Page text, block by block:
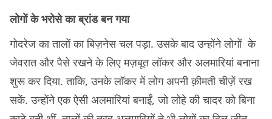
लोगों के भरोसे का ब्रांड बन गया
गोदरेज का तालों का बिज़नेस चल पड़ा. उसके बाद उन्होंने लोगों के
जेवरात और पैसे रखने के लिए मज़बूत लॉकर और अलमारियां बनाना
शुरू कर दिया. ताकि, उनके लॉकर में लोग अपनी क़ीमती चीज़ें रख
सकें. उन्होंने एक ऐसी अलमारियां बनाईं, जो लोहे की चादर को बिना